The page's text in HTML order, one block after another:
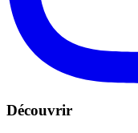
Découvrir